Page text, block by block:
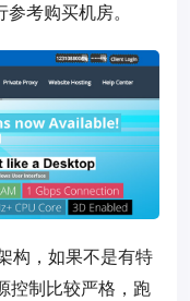
考购买机房。
构，如果不是有特
控制比较严格，跑